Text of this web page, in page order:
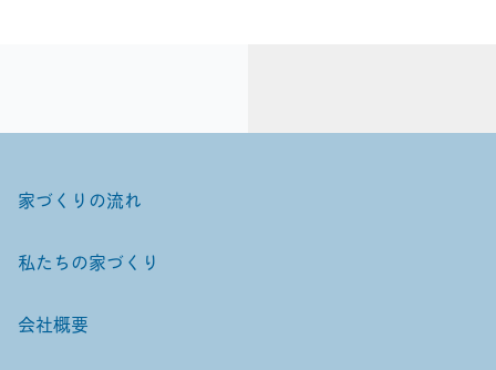
家づくりの流れ
私たちの家づくり
会社概要